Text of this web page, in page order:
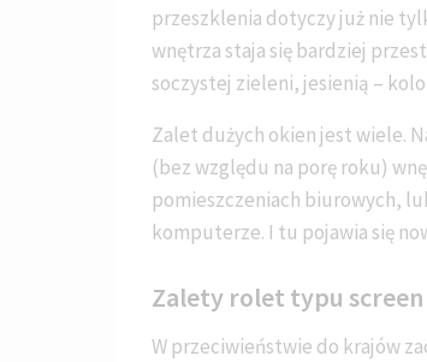
przeszklenia dotyczy już nie
wnętrza staja się bardziej
soczystej zieleni, jesienią –
Zalet dużych okien jest wiele.
(bez względu na porę roku)
pomieszczeniach biurowych,
komputerze. I tu pojawia się
Zalety rolet typu screen
W przeciwieństwie do krajów